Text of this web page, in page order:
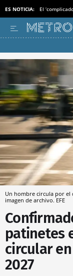
ES NOTICIA: El
Un hombre circula por el
imagen de archivo. EFE
patinetes
circular
2027